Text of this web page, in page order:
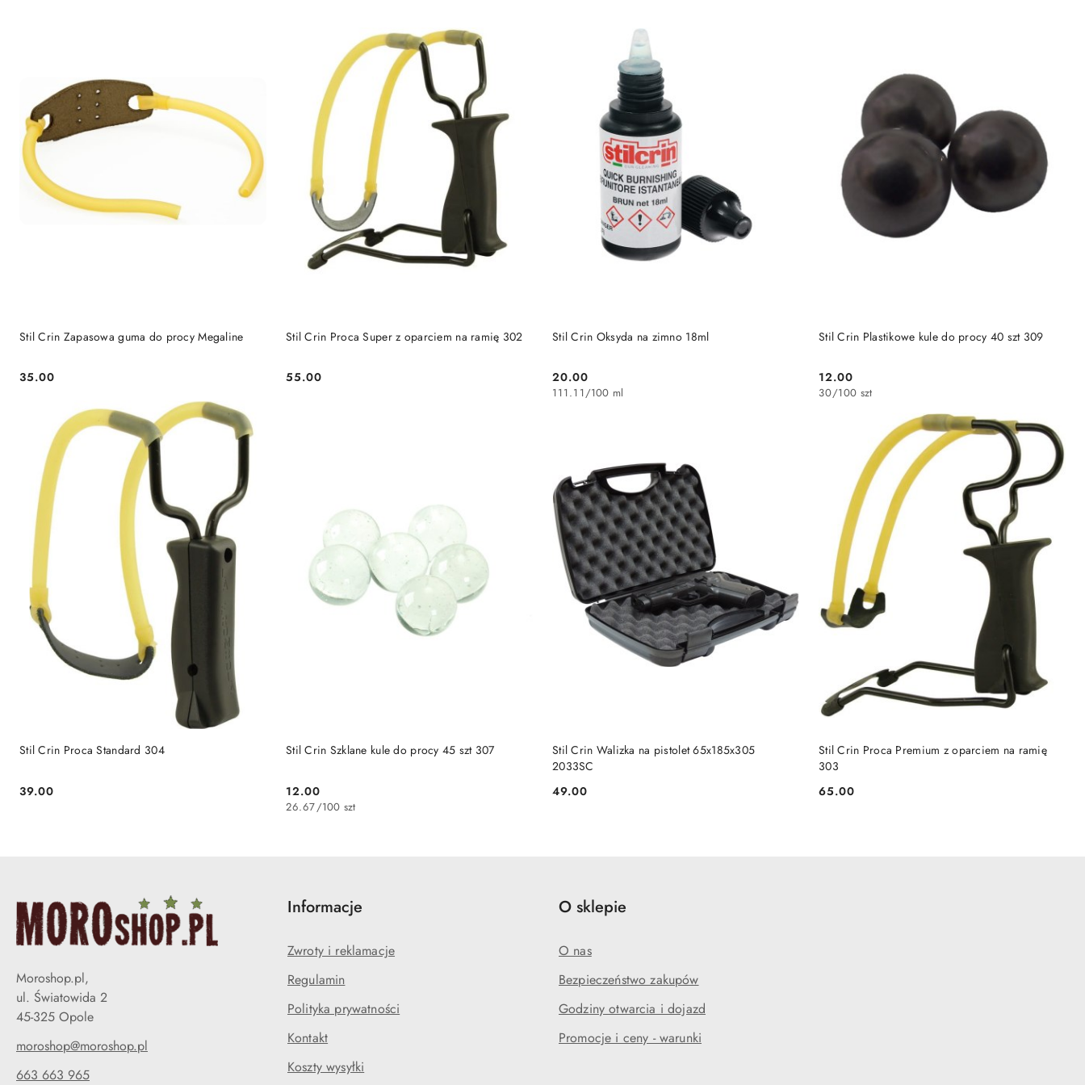
Stil Crin Zapasowa guma do procy Megaline
Cena:
35.00
DO KOSZYKA Stil Crin Proca Super z oparciem na ramię 302
Cena:
55.00
Stil Crin Oksyda na zimno 18ml
Cena:
20.00
111.11/100 ml
PRODUKT NIEDOSTĘPNY Stil Crin Plastikowe kule do procy 40 szt 309
Cena:
12.00
30/100 szt
PRODUKT NIEDOSTĘPNY
Stil Crin Proca Standard 304
Cena:
39.00
PRODUKT NIEDOSTĘPNY Stil Crin Szklane kule do procy 45 szt 307
Cena:
12.00
26.67/100 szt
PRODUKT NIEDOSTĘPNY
Stil Crin Walizka na pistolet 65x185x305
2033SC
Cena:
49.00
PRODUKT NIEDOSTĘPNY
Stil Crin Proca Premium z oparciem na ramię
303
Cena:
65.00
PRODUKT NIEDOSTĘPNY
Moroshop.pl,
ul. Światowida 2
45-325 Opole
moroshop@moroshop.pl
663 663 965
Informacje
Zwroty i reklamacje
Regulamin
Polityka prywatności
Kontakt
Koszty wysyłki
O sklepie
O nas
Bezpieczeństwo zakupów
Godziny otwarcia i dojazd
Promocje i ceny - warunki